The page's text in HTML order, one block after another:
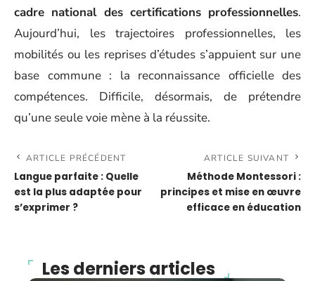
cadre national des certifications professionnelles.
Aujourd’hui, les trajectoires professionnelles, les
mobilités ou les reprises d’études s’appuient sur une
base commune : la reconnaissance officielle des
compétences. Difficile, désormais, de prétendre
qu’une seule voie mène à la réussite.
ARTICLE PRÉCÉDENT
Langue parfaite : Quelle
est la plus adaptée pour
s’exprimer ?
ARTICLE SUIVANT
Méthode Montessori :
principes et mise en œuvre
efficace en éducation
Les derniers articles